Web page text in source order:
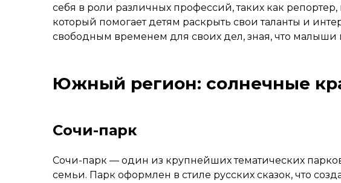
себя в роли различных профессий, таких как
который помогает детям раскрыть свои таланты и
свободным временем для своих дел, зная, что малыши
Южный регион: солнечные
Сочи-парк
Сочи-парк — один из крупнейших тематических
семьи. Парк оформлен в стиле русских сказок, что